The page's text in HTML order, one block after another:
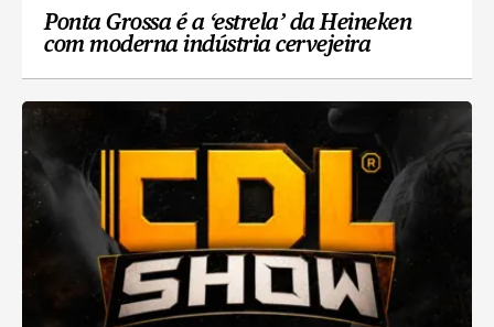
Ponta Grossa é a ‘estrela’ da Heineken
com moderna indústria cervejeira